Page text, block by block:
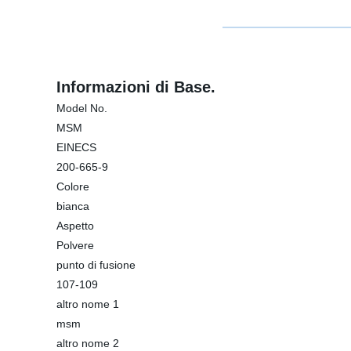
Informazioni di Base.
Model No.
MSM
EINECS
200-665-9
Colore
bianca
Aspetto
Polvere
punto di fusione
107-109
altro nome 1
msm
altro nome 2